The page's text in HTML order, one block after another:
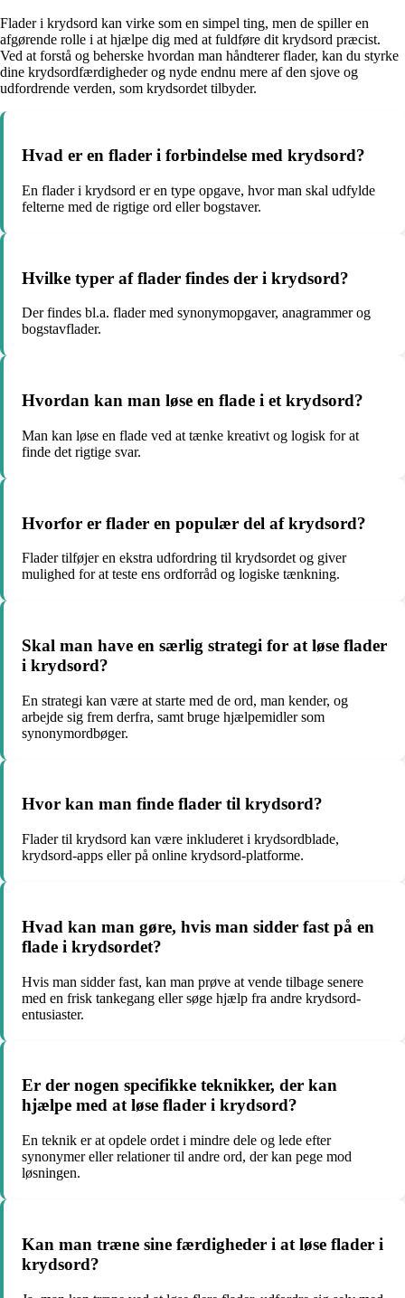
Flader i krydsord kan virke som en simpel ting, men de spiller en
afgørende rolle i at hjælpe dig med at fuldføre dit krydsord præcist.
Ved at forstå og beherske hvordan man håndterer flader, kan du styrke
dine krydsordfærdigheder og nyde endnu mere af den sjove og
udfordrende verden, som krydsordet tilbyder.
Hvad er en flader i forbindelse med krydsord?
En flader i krydsord er en type opgave, hvor man skal udfylde
felterne med de rigtige ord eller bogstaver.
Hvilke typer af flader findes der i krydsord?
Der findes bl.a. flader med synonymopgaver, anagrammer og
bogstavflader.
Hvordan kan man løse en flade i et krydsord?
Man kan løse en flade ved at tænke kreativt og logisk for at
finde det rigtige svar.
Hvorfor er flader en populær del af krydsord?
Flader tilføjer en ekstra udfordring til krydsordet og giver
mulighed for at teste ens ordforråd og logiske tænkning.
Skal man have en særlig strategi for at løse flader
i krydsord?
En strategi kan være at starte med de ord, man kender, og
arbejde sig frem derfra, samt bruge hjælpemidler som
synonymordbøger.
Hvor kan man finde flader til krydsord?
Flader til krydsord kan være inkluderet i krydsordblade,
krydsord-apps eller på online krydsord-platforme.
Hvad kan man gøre, hvis man sidder fast på en
flade i krydsordet?
Hvis man sidder fast, kan man prøve at vende tilbage senere
med en frisk tankegang eller søge hjælp fra andre krydsord-
entusiaster.
Er der nogen specifikke teknikker, der kan
hjælpe med at løse flader i krydsord?
En teknik er at opdele ordet i mindre dele og lede efter
synonymer eller relationer til andre ord, der kan pege mod
løsningen.
Kan man træne sine færdigheder i at løse flader i
krydsord?